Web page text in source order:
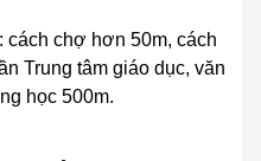
cách chợ hơn 50m, cách
Trung tâm giáo dục, văn
học 500m.